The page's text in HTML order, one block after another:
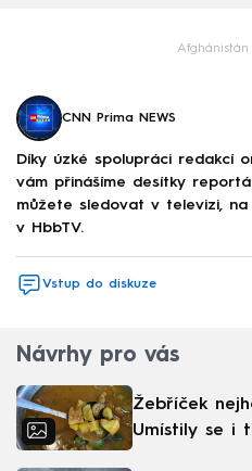
Afghánistán
CNN Prima NEWS
Díky úzké spolupráci redakcí
vám přinášíme desítky
můžete sledovat v televizi, na
v HbbTV.
Vstup do diskuze
Návrhy pro vás
Žebříček
Umístily se i